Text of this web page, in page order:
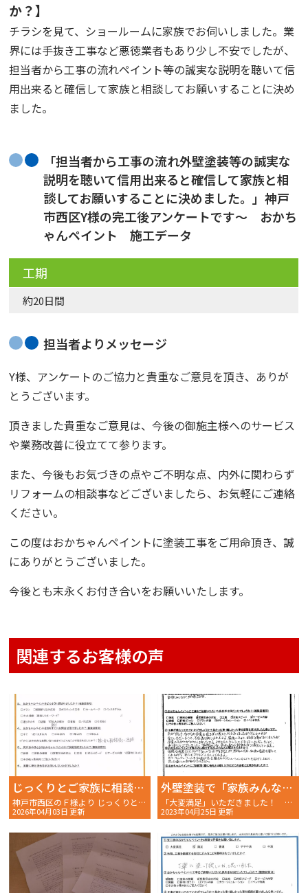
か？】
チラシを見て、ショールームに家族でお伺いしました。業
界には手抜き工事など悪徳業者もあり少し不安でしたが、
担当者から工事の流れペイント等の誠実な説明を聴いて信
用出来ると確信して家族と相談してお願いすることに決め
ました。
「担当者から工事の流れ外壁塗装等の誠実な
説明を聴いて信用出来ると確信して家族と相
談してお願いすることに決めました。」神戸
市西区Y様の完工後アンケートです〜 おかち
ゃんペイント 施工データ
工期
約20日間
担当者よりメッセージ
Y様、アンケートのご協力と貴重なご意見を頂き、ありが
とうございます。
頂きました貴重なご意見は、今後の御施主様へのサービス
や業務改善に役立てて参ります。
また、今後もお気づきの点やご不明な点、内外に関わらず
リフォームの相談事などございましたら、お気軽にご連絡
ください。
この度はおかちゃんペイントに塗装工事をご用命頂き、誠
にありがとうございました。
今後とも末永くお付き合いをお願いいたします。
関連するお客様の声
じっくりとご家族に相談後、ご契約いただきました。
神戸市西区のＦ様より じっくりとご家族に相談後にご契約いただきました。 ～ご契約後アンケート～
2026年04月03日 更新
外壁塗装で「家族みんな思った通りの我家になり満足しています。」
「大変満足」いただきました！ 明石市大久保町A様〜外壁塗装完工後アンケート〜
2023年04月25日 更新